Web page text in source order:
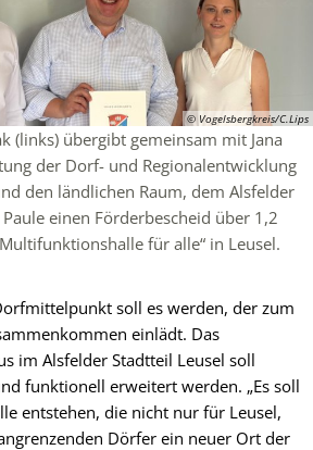
© Vogelsbergkreis/C.Lips
(links) übergibt gemeinsam mit Jana
der Dorf- und Regionalentwicklung
den ländlichen Raum, dem Alsfelder
einen Förderbescheid über 1,2
für alle“ in Leusel.
soll es werden, der zum
einlädt. Das
im Alsfelder Stadtteil Leusel soll
funktionell erweitert werden. „Es soll
entstehen, die nicht nur für Leusel,
Dörfer ein neuer Ort der